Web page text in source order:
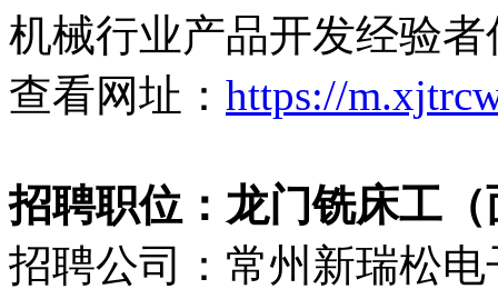
机械行业产品开发经验者
查看网址： https://
招聘职位：龙门铣床工（
招聘公司：常州新瑞松